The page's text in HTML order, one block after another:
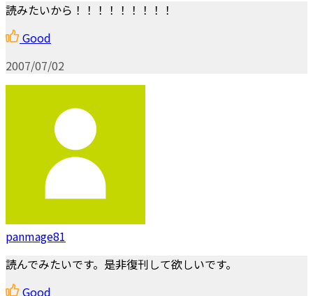
読みたいから！！！！！！！！！
Good
2007/07/02
panmage81
読んでみたいです。是非復刊して欲しいです。
Good